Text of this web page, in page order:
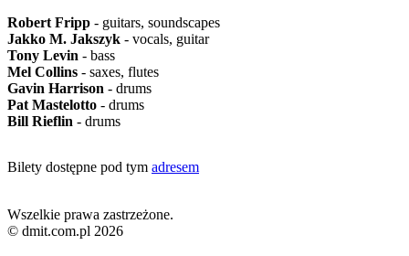
Robert Fripp - guitars, soundscapes
Jakko M. Jakszyk - vocals, guitar
Tony Levin - bass
Mel Collins - saxes, flutes
Gavin Harrison - drums
Pat Mastelotto - drums
Bill Rieflin - drums
Bilety dostępne pod tym adresem
Wszelkie prawa zastrzeżone.
© dmit.com.pl 2026